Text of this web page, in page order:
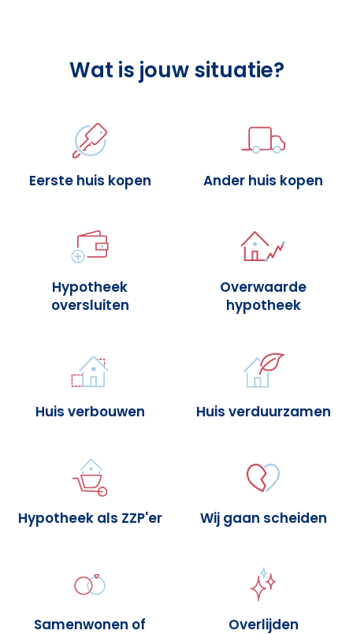
Wat is jouw situatie?
Eerste huis kopen Ander huis kopen
Hypotheek
oversluiten
Overwaarde
hypotheek
Huis verbouwen Huis verduurzamen
Hypotheek als ZZP'er Wij gaan scheiden
Samenwonen of
Overlijden